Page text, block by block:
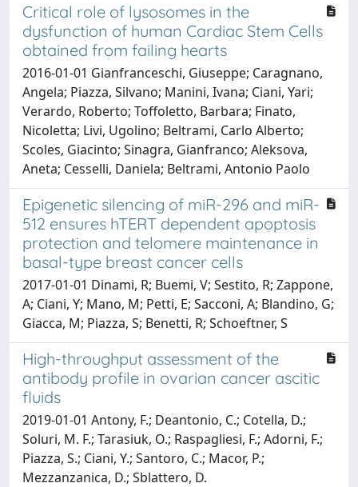
Critical role of lysosomes in the
dysfunction of human Cardiac Stem Cells
obtained from failing hearts
2016-01-01 Gianfranceschi, Giuseppe; Caragnano,
Angela; Piazza, Silvano; Manini, Ivana; Ciani, Yari;
Verardo, Roberto; Toffoletto, Barbara; Finato,
Nicoletta; Livi, Ugolino; Beltrami, Carlo Alberto;
Scoles, Giacinto; Sinagra, Gianfranco; Aleksova,
Aneta; Cesselli, Daniela; Beltrami, Antonio Paolo
Epigenetic silencing of miR-296 and miR-
512 ensures hTERT dependent apoptosis
protection and telomere maintenance in
basal-type breast cancer cells
2017-01-01 Dinami, R; Buemi, V; Sestito, R; Zappone,
A; Ciani, Y; Mano, M; Petti, E; Sacconi, A; Blandino, G;
Giacca, M; Piazza, S; Benetti, R; Schoeftner, S
High-throughput assessment of the
antibody profile in ovarian cancer ascitic
fluids
2019-01-01 Antony, F.; Deantonio, C.; Cotella, D.;
Soluri, M. F.; Tarasiuk, O.; Raspagliesi, F.; Adorni, F.;
Piazza, S.; Ciani, Y.; Santoro, C.; Macor, P.;
Mezzanzanica, D.; Sblattero, D.